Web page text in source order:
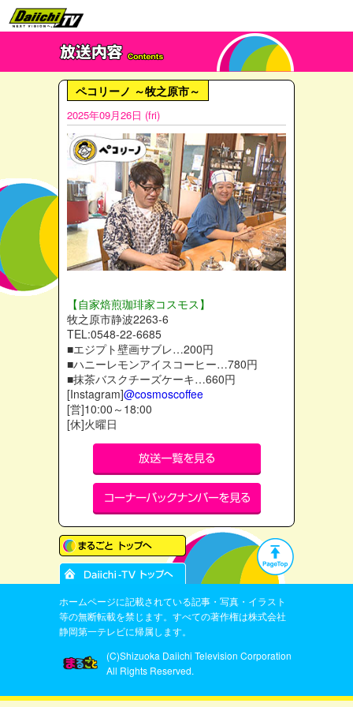
ペコリーノ ～牧之原市～
2025年09月26日 (fri)
【自家焙煎珈琲家コスモス】
牧之原市静波2263-6
TEL:0548-22-6685
■エジプト壁画サブレ…200円
■ハニーレモンアイスコーヒー…780円
■抹茶バスクチーズケーキ…660円
[Instagram]@cosmoscoffee
[営]10:00～18:00
[休]火曜日
ホームページに記載されている記事・写真・イラスト
等の無断転載を禁じます。すべての著作権は株式会社
静岡第一テレビに帰属します。
(C)Shizuoka Daiichi Television Corporation
All Rights Reserved.